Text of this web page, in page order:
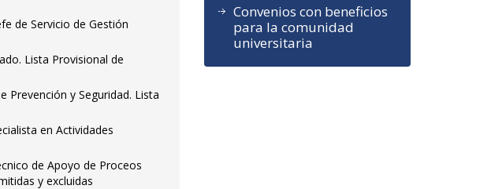
Convenios con beneficios
para la comunidad
universitaria
de Servicio de Gestión
Lista Provisional de
Prevención y Seguridad. Lista
en Actividades
de Apoyo de Proceos
y excluidas